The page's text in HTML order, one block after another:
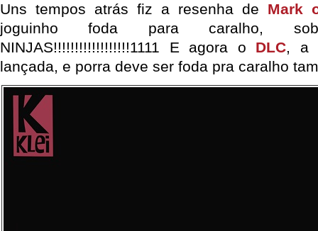
Uns tempos atrás fiz a resenha de Mark
joguinho foda para caralho,
NINJAS!!!!!!!!!!!!!!!!!!1111 E agora o DLC, a
lançada, e porra deve ser foda pra caralho